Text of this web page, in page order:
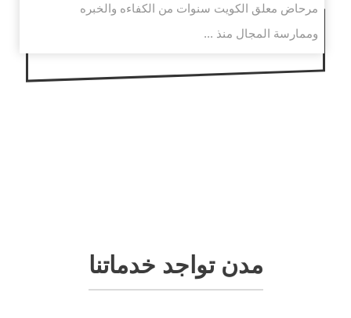
مرحاض معلق الكويت سنوات من الكفاءه والخبره
وممارسة المجال منذ ...
مدن تواجد خدماتنا